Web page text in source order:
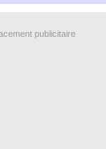
publicitaire